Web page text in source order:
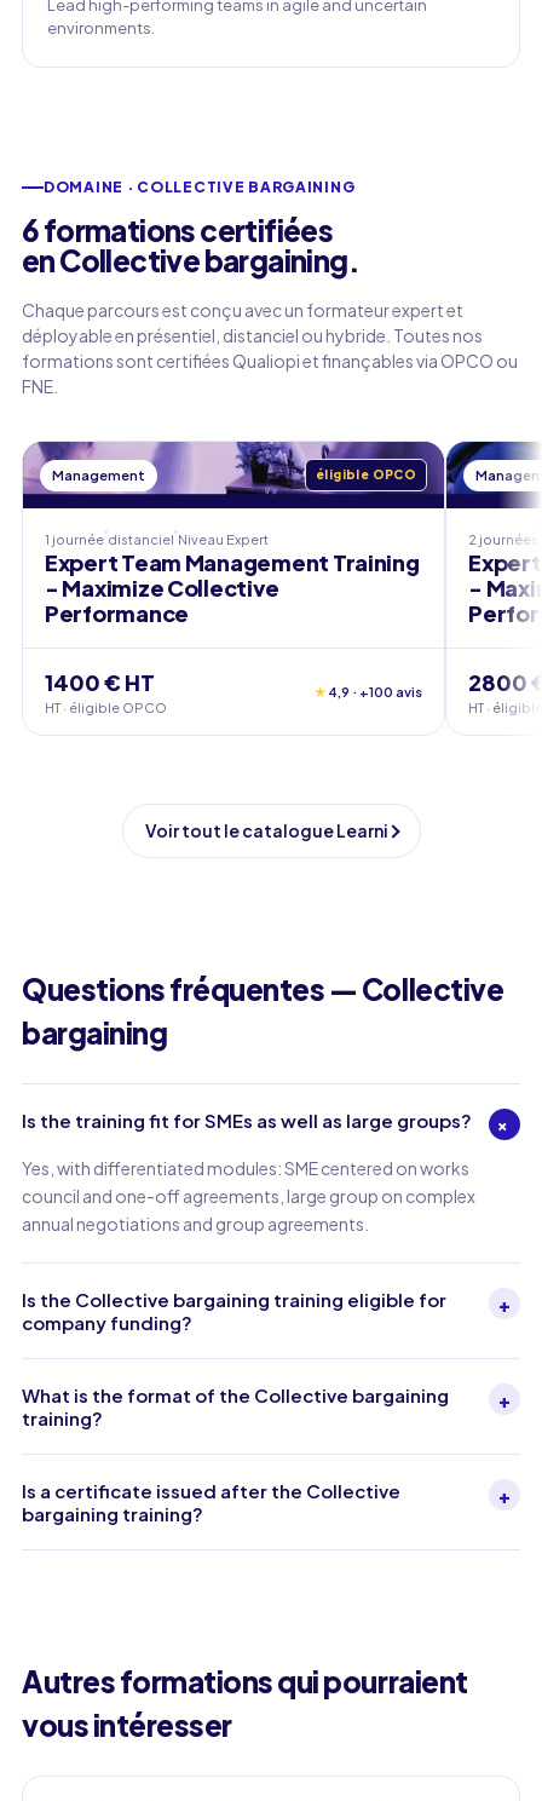
Lead high-performing teams in agile and uncertain
environments.
DOMAINE · COLLECTIVE BARGAINING
6 formations certifiées
en Collective bargaining.
Chaque parcours est conçu avec un formateur expert et
déployable en présentiel, distanciel ou hybride. Toutes nos
formations sont certifiées Qualiopi et finançables via OPCO ou
FNE.
Management éligible OPCO
1 journée distanciel Niveau Expert
Expert Team Management Training
- Maximize Collective
Performance
1400 € HT
HT · éligible OPCO
★ 4,9 · +100 avis
2 journées
-
2800
HT ·
Voir tout le catalogue Learni
Questions fréquentes — Collective
bargaining
Is the training fit for SMEs as well as large groups? +
Yes, with differentiated modules: SME centered on works
council and one-off agreements, large group on complex
annual negotiations and group agreements.
Is the Collective bargaining training eligible for
company funding?
+
What is the format of the Collective bargaining
training?
+
Is a certificate issued after the Collective
bargaining training?
+
Autres formations qui pourraient
vous intéresser